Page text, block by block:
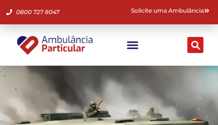
0800 727 8047 Solicite uma Ambulância